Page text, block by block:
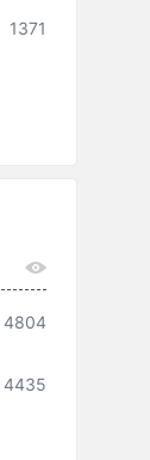
1371
4804
4435